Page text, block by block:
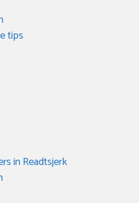
tips
in Readtsjerk